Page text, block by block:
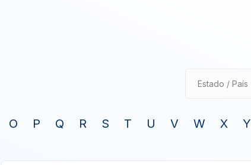
Estado / País
O P Q R S T U V W X Y